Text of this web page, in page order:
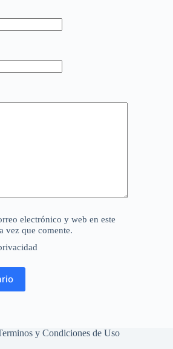
electrónico y web en este
vez que comente.
y Condiciones de Uso